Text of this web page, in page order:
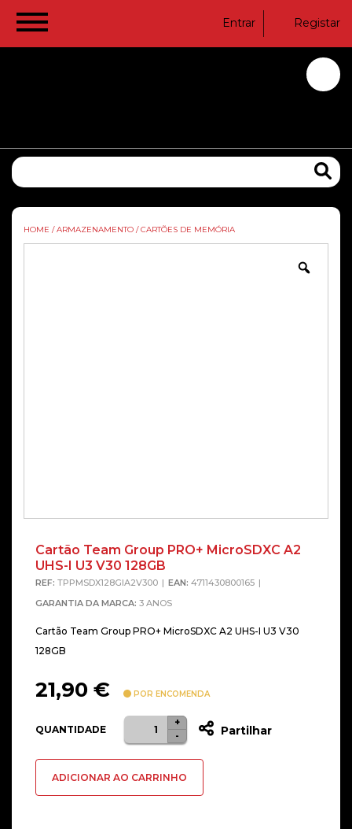
Entrar Registar
HOME / ARMAZENAMENTO / CARTÕES DE MEMÓRIA
Cartão Team Group PRO+ MicroSDXC A2
UHS-I U3 V30 128GB
REF: TPPMSDX128GIA2V300 EAN: 4711430800165
GARANTIA DA MARCA: 3 ANOS
Cartão Team Group PRO+ MicroSDXC A2 UHS-I U3 V30
128GB
21,90 € POR ENCOMENDA
QUANTIDADE
Quantidade
de
Team
-
+
Partilhar
ADICIONAR AO CARRINHO